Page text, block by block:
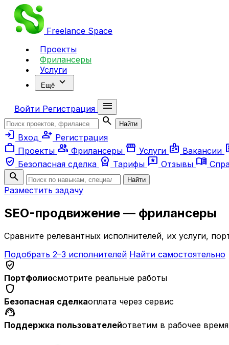
Freelance Space
Проекты
Фрилансеры
Услуги
Ещё expand_more
Войти Регистрация
menu
search
Найти
login Вход person_add Регистрация
work Проекты group Фрилансеры storefront Услуги badge Вакансии
verified_user Безопасная сделка workspace_premium Тарифы reviews Отзывы menu_book
search Найти
Разместить задачу
SEO-продвижение — фрилансеры
Сравните релевантных исполнителей, их услуги,
Подобрать 2–3 исполнителей Найти самостоятельно
verified_user
Портфолиосмотрите реальные работы
shield
Безопасная сделкаоплата через сервис
support_agent
Поддержка пользователейответим в рабочее время